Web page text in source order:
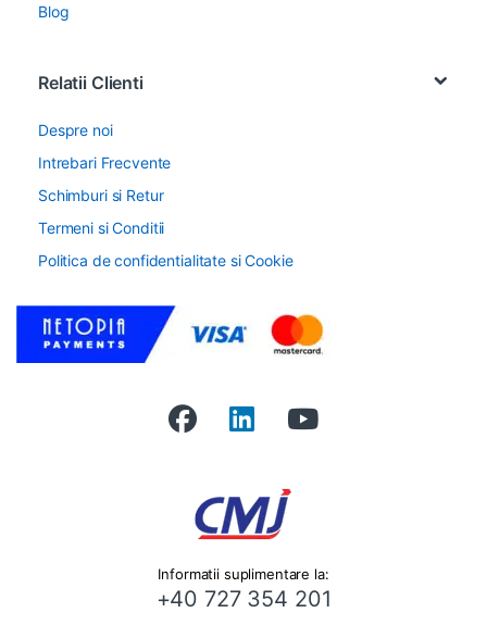
Blog
Relatii Clienti
Despre noi
Intrebari Frecvente
Schimburi si Retur
Termeni si Conditii
Politica de confidentialitate si Cookie
Informatii suplimentare la:
+40 727 354 201